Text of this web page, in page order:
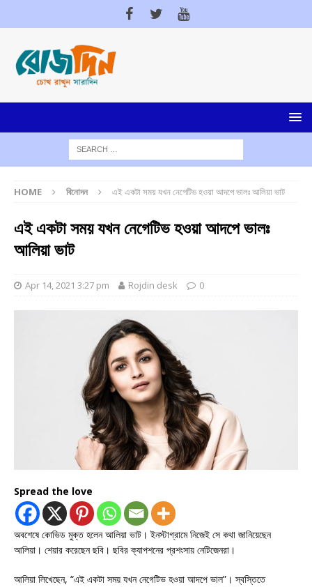
HOME বিনোদন এই একটা সময় যখন নেগেটিভ হওয়া আদপে ভালঃ আলিয়া ভাট
এই একটা সময় যখন নেগেটিভ হওয়া আদপে ভালঃ
আলিয়া ভাট
Apr 14, 2021 3:27 pm Rojdin desk 0
Spread the love
অবশেষে কোভিড মুক্ত হলেন আলিয়া ভাট। ইনস্টাগ্রামে নিজেই সে কথা জানিয়েছেন
আলিয়া। শেয়ার করেছেন ছবি। ছবির ক্যাপশনের প্রশংসায় নেটিজেনরা।
আলিয়া লিখেছেন, “এই একটা সময় যখন নেগেটিভ হওয়া আদপে ভাল”। স্বস্তিতে